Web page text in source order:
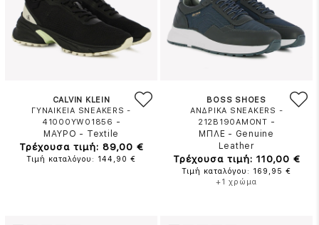
CALVIN KLEIN
ΓΥΝΑΙΚΕΙΑ SNEAKERS -
41000YW01856 -
ΜΑΥΡΟ - Textile
Τρέχουσα τιμή: 89,00 €
Τιμή καταλόγου: 144,90 €
BOSS SHOES
ΑΝΔΡΙΚΑ SNEAKERS -
212B190AMONT -
ΜΠΛΕ - Genuine
Leather
Τρέχουσα τιμή: 110,00 €
Τιμή καταλόγου: 169,95 €
+1 χρώμα